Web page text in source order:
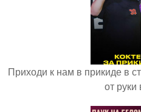
Приходи к нам в прикиде в
от руки